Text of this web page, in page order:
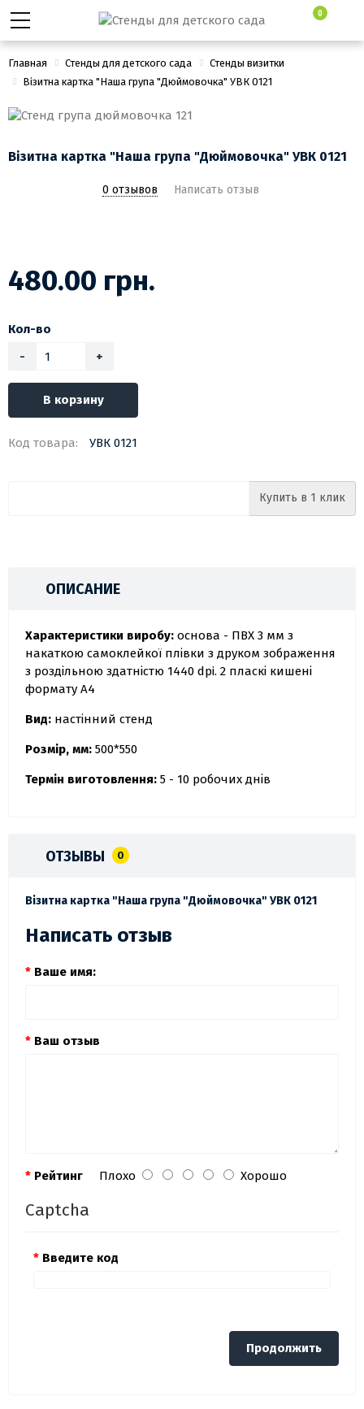
0
Главная Стенды для детского сада
Стенды визитки
Візитна картка "Наша група "Дюймовочка" УВК 0121
Візитна картка "Наша група "Дюймовочка" УВК 0121
0 отзывов Написать отзыв
480.00 грн.
Кол-во
-
+
В корзину
Код товара: УВК 0121
Купить в 1 клик
ОПИСАНИЕ
Характеристики виробу: основа - ПВХ 3 мм з
накаткою самоклейкої плівки з друком зображення
з роздільною здатністю 1440 dpi. 2 пласкі кишені
формату А4
Вид: настінний стенд
Розмір, мм: 500*550
Термін виготовлення: 5 - 10 робочих днів
ОТЗЫВЫ 0
Візитна картка "Наша група "Дюймовочка" УВК 0121
Написать отзыв
Ваше имя:
Ваш отзыв
Рейтинг Плохо Хорошо
Captcha
Введите код
Продолжить